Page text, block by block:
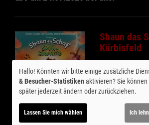
Shaun das
Kürbisfeld
und Kate
von Steve Cox,
Shauns
geraten
Hallo! Könnten wir bitte einige zusätzliche
& Besucher-Statistikenaktivieren? Sie
später jederzeit ändern oder zurückziehen.
Lassen Sie mich wählen Ich